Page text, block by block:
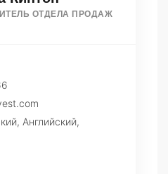
ОТДЕЛА ПРОДАЖ
Английский,